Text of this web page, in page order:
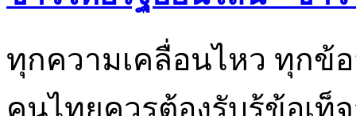
ทุกความเคลื่อนไหว ทุกข้
คนไทยควรต้องรับรู้ข้อเท็